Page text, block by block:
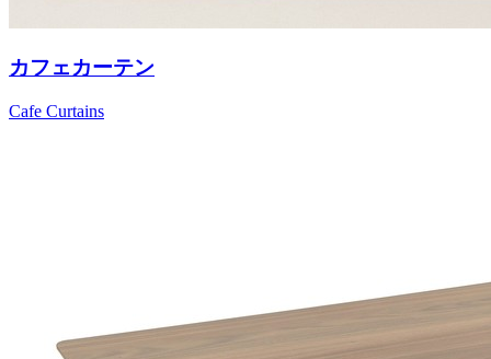
カフェカーテン
Cafe Curtains